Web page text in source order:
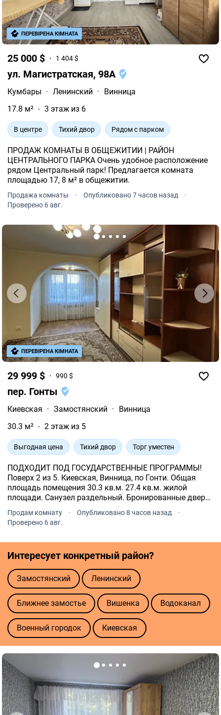
25 000 $ 1 404 $
ул. Магистратская, 98А
Кумбары · Ленинский ·
Винница
17.8 м²
3 этаж из 6
В центре Тихий двор Рядом с парком
ПРОДАЖ КОМНАТЫ В ОБЩЕЖИТИИ | РАЙОН
ЦЕНТРАЛЬНОГО ПАРКА Очень удобное расположение
рядом Центральный парк! Предлагается комната
площадью 17, 8 м² в общежитии.
Продажа комнаты · Опубликовано 7 часов назад
·
Проверено 6 авг.
ПЕРЕВІРЕНА КІМНАТА
29 999 $ 990 $
пер. Гонты
Киевская · Замостянский ·
Винница
30.3 м²
2 этаж из 5
Выгодная цена Тихий двор Торг уместен
ПОДХОДИТ ПОД ГОСУДАРСТВЕННЫЕ ПРОГРАММЫ!
Поверх 2 из 5. Киевская, Винница, по Гонти. Общая
площадь помещения 30.3 кв.м. 27.4 кв.м. жилой
площади. Санузел раздельный. Бронированные двери.
счетчики: газ, электричество. Вода из центрального
водопровода.
Продам комнату · Опубликовано 8 часов назад
·
Проверено 6 авг.
ПЕРЕВІРЕНА КІМНАТА
Интересует конкретный район?
Замостянский Ленинский
Ближнее замостье Вишенка Водоканал
Военный городок Киевская
Подшипниковый завод Славянка
Тяжилов